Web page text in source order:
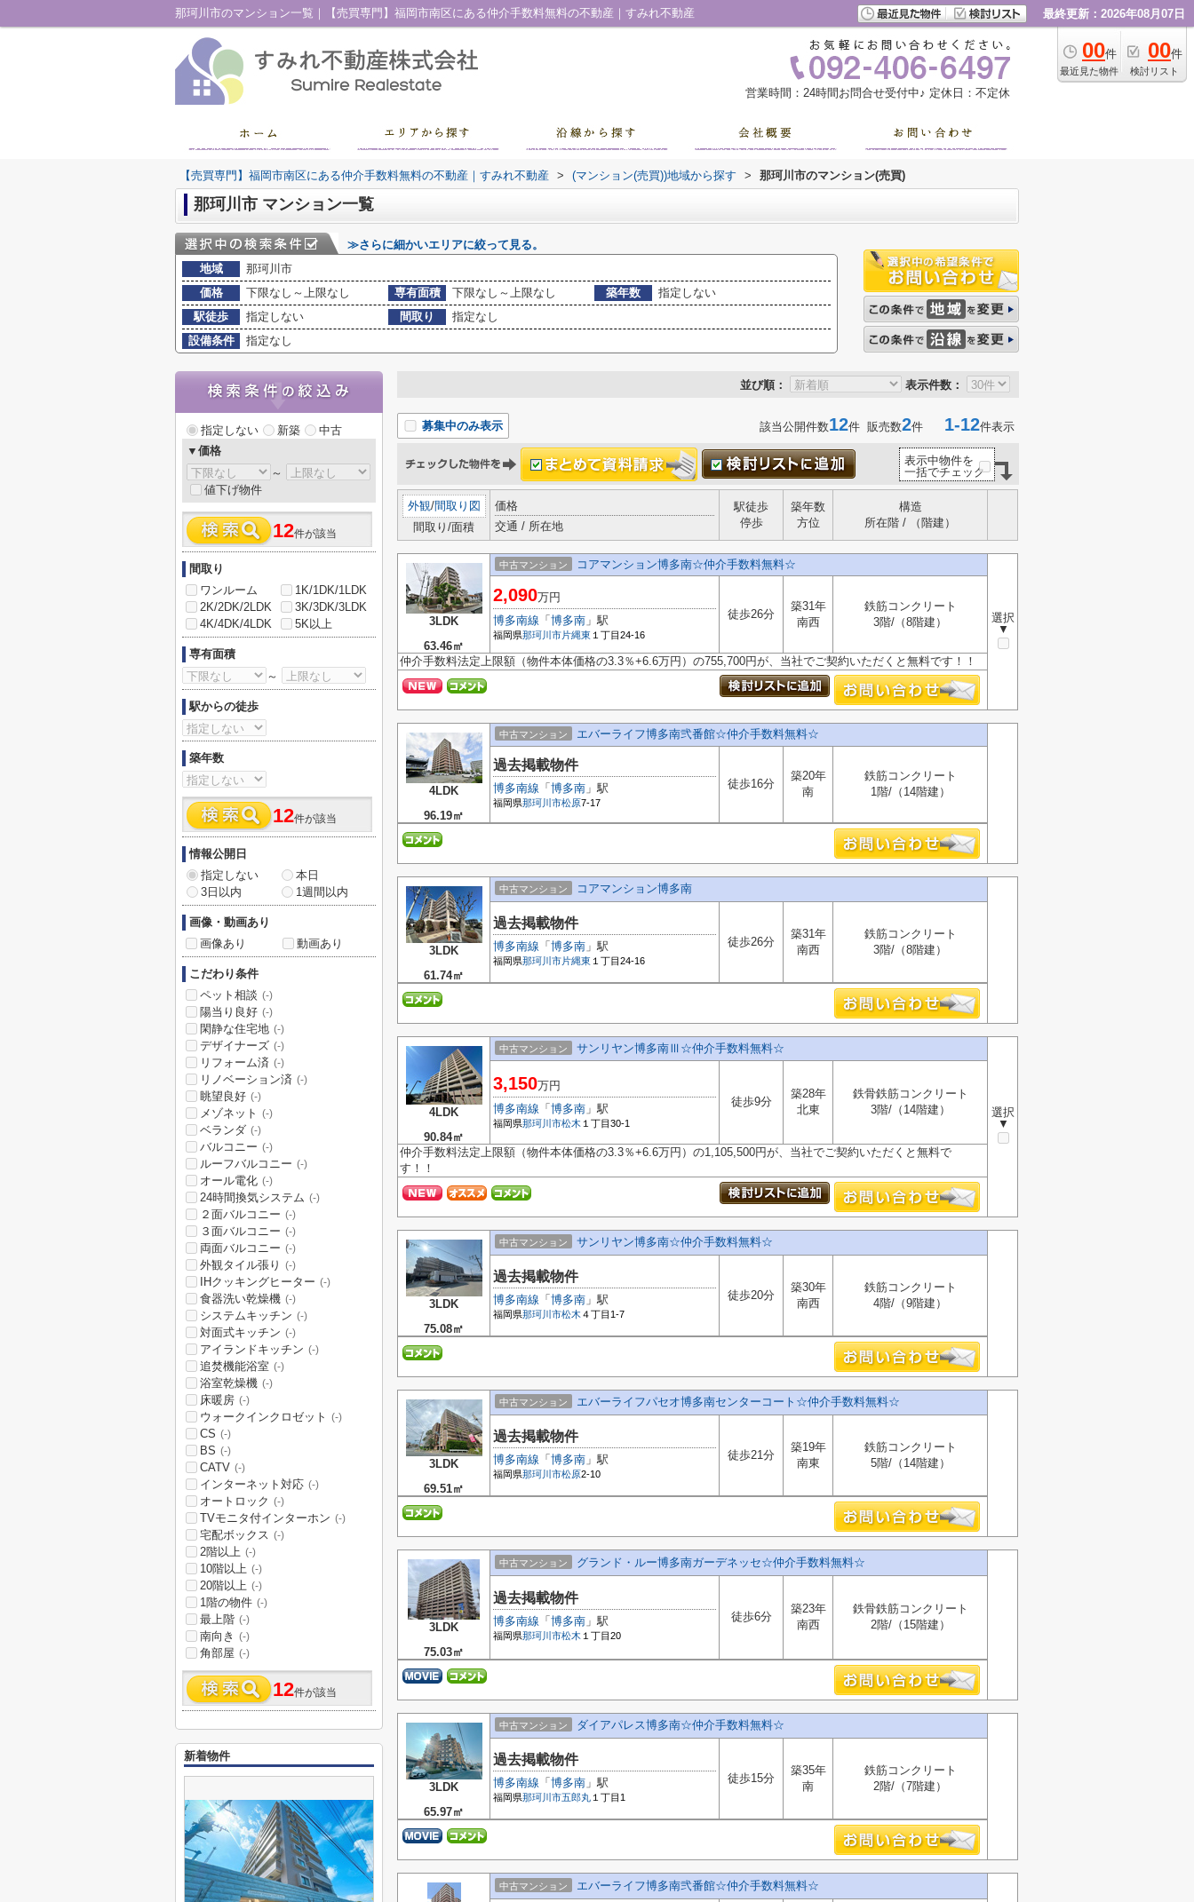
那珂川市のマンション一覧｜【売買専門】福岡市南区にある仲介手数料無料の不動産｜すみれ不動産 最終更新：2026年08月07日
00件
最近見た物件
00件
検討リスト
営業時間：24時間お問合せ受付中♪ 定休日：不定休
【売買専門】福岡市南区にある仲介手数料無料の不動産｜すみれ不動産 > (マンション(売買))地域から探す > 那珂川市のマンション(売買)
那珂川市 マンション一覧
≫さらに細かいエリアに絞って見る。
地域
那珂川市
価格
下限なし～上限なし 専有面積 下限なし～上限なし 築年数
指定しない
駅徒歩
指定しない 間取り
指定なし
設備条件
指定なし
並び順： 表示件数：
募集中のみ表示 該当公開件数12件 販売数2件 1-12件表示
表示中物件を
一括でチェック
外観/間取り図
間取り/面積
価格
交通 / 所在地
駅徒歩
停歩
築年数
方位
構造
所在階 / （階建）
3LDK
63.46㎡
中古マンション コアマンション博多南☆仲介手数料無料☆
選択
▼
2,090万円
博多南線 「 博多南 」駅
福岡県那珂川市片縄東 １丁目24-16
徒歩26分
築31年
南西
鉄筋コンクリート
3階/（8階建）
仲介手数料法定上限額（物件本体価格の3.3％+6.6万円）の755,700円が、当社でご契約いただくと無料です！！
4LDK
96.19㎡
中古マンション エバーライフ博多南弐番館☆仲介手数料無料☆
過去掲載物件
博多南線 「 博多南 」駅
福岡県那珂川市松原7-17
徒歩16分
築20年
南
鉄筋コンクリート
1階/（14階建）
3LDK
61.74㎡
中古マンション コアマンション博多南
過去掲載物件
博多南線 「 博多南 」駅
福岡県那珂川市片縄東 １丁目24-16
徒歩26分
築31年
南西
鉄筋コンクリート
3階/（8階建）
4LDK
90.84㎡
中古マンション サンリヤン博多南Ⅲ☆仲介手数料無料☆
選択
▼
3,150万円
博多南線 「 博多南 」駅
福岡県那珂川市松木 １丁目30-1
徒歩9分
築28年
北東
鉄骨鉄筋コンクリート
3階/（14階建）
仲介手数料法定上限額（物件本体価格の3.3％+6.6万円）の1,105,500円が、当社でご契約いただくと無料で
す！！
3LDK
75.08㎡
中古マンション サンリヤン博多南☆仲介手数料無料☆
過去掲載物件
博多南線 「 博多南 」駅
福岡県那珂川市松木 ４丁目1-7
徒歩20分
築30年
南西
鉄筋コンクリート
4階/（9階建）
3LDK
69.51㎡
中古マンション エバーライフパセオ博多南センターコート☆仲介手数料無料☆
過去掲載物件
博多南線 「 博多南 」駅
福岡県那珂川市松原2-10
徒歩21分
築19年
南東
鉄筋コンクリート
5階/（14階建）
3LDK
75.03㎡
中古マンション グランド・ルー博多南ガーデネッセ☆仲介手数料無料☆
過去掲載物件
博多南線 「 博多南 」駅
福岡県那珂川市松木 １丁目20
徒歩6分
築23年
南西
鉄骨鉄筋コンクリート
2階/（15階建）
3LDK
65.97㎡
中古マンション ダイアパレス博多南☆仲介手数料無料☆
過去掲載物件
博多南線 「 博多南 」駅
福岡県那珂川市五郎丸 １丁目1
徒歩15分
築35年
南
鉄筋コンクリート
2階/（7階建）
中古マンション エバーライフ博多南弐番館☆仲介手数料無料☆
指定しない 新築
中古
▼価格
～
値下げ物件
12件が該当
間取り
ワンルーム
1K/1DK/1LDK
2K/2DK/2LDK
3K/3DK/3LDK
4K/4DK/4LDK
5K以上
専有面積
～
駅からの徒歩
築年数
12件が該当
情報公開日
指定しない
本日
3日以内
1週間以内
画像・動画あり
画像あり
動画あり
こだわり条件
ペット相談 (-)
陽当り良好 (-)
閑静な住宅地 (-)
デザイナーズ (-)
リフォーム済 (-)
リノベーション済 (-)
眺望良好 (-)
メゾネット (-)
ベランダ (-)
バルコニー (-)
ルーフバルコニー (-)
オール電化 (-)
24時間換気システム (-)
２面バルコニー (-)
３面バルコニー (-)
両面バルコニー (-)
外観タイル張り (-)
IHクッキングヒーター (-)
食器洗い乾燥機 (-)
システムキッチン (-)
対面式キッチン (-)
アイランドキッチン (-)
追焚機能浴室 (-)
浴室乾燥機 (-)
床暖房 (-)
ウォークインクロゼット (-)
CS (-)
BS (-)
CATV (-)
インターネット対応 (-)
オートロック (-)
TVモニタ付インターホン (-)
宅配ボックス (-)
2階以上 (-)
10階以上 (-)
20階以上 (-)
1階の物件 (-)
最上階 (-)
南向き (-)
角部屋 (-)
12件が該当
新着物件